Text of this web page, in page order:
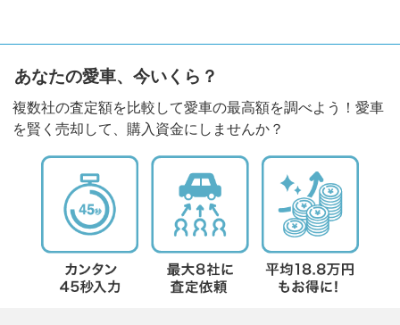
あなたの愛車、今いくら？
複数社の査定額を比較して愛車の最高額を調べよう！愛車
を賢く売却して、購入資金にしませんか？